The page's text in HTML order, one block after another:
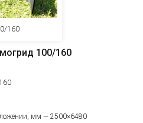
160
100/160
мм — 2500×6480